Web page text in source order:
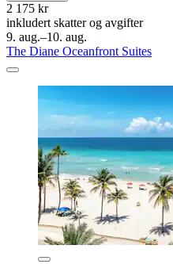
2 175 kr
inkludert skatter og avgifter
9. aug.–10. aug.
The Diane Oceanfront Suites